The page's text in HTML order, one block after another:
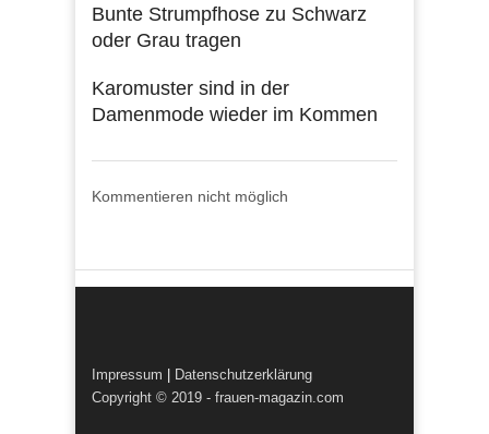
Bunte Strumpfhose zu Schwarz
oder Grau tragen
Karomuster sind in der
Damenmode wieder im Kommen
Kommentieren nicht möglich
Impressum
Datenschutzerklärung
Copyright © 2019 - frauen-magazin.com